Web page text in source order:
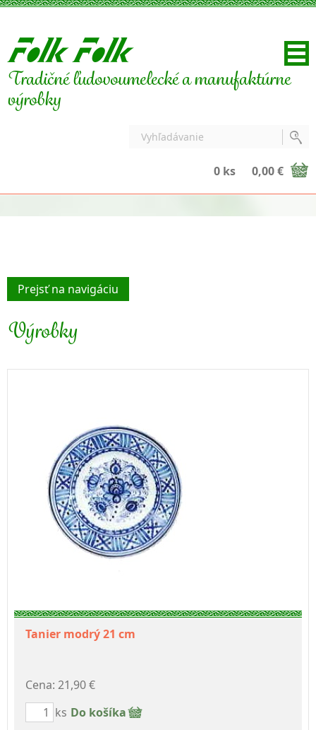
Tradičné ľudovoumelecké a manufaktúrne
výrobky
0 ks 0,00 €
Prejsť na navigáciu
Výrobky
Tanier modrý 21 cm
Cena: 21,90 €
ks Do košíka